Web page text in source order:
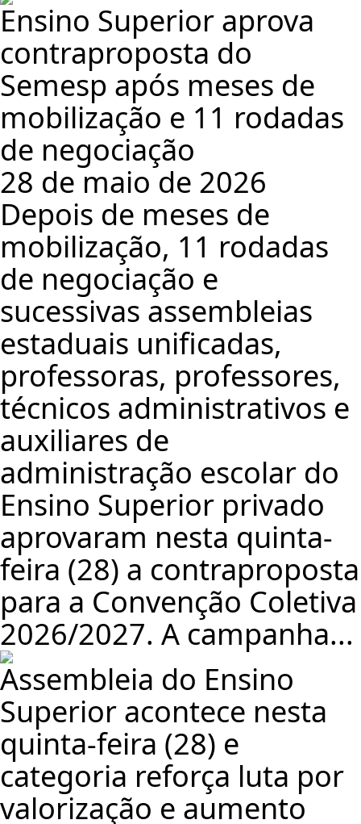
Ensino Superior aprova
contraproposta do
Semesp após meses de
mobilização e 11 rodadas
de negociação
28 de maio de 2026
Depois de meses de
mobilização, 11 rodadas
de negociação e
sucessivas assembleias
estaduais unificadas,
professoras, professores,
técnicos administrativos e
auxiliares de
administração escolar do
Ensino Superior privado
aprovaram nesta quinta-
feira (28) a contraproposta
para a Convenção Coletiva
2026/2027. A campanha...
Assembleia do Ensino
Superior acontece nesta
quinta-feira (28) e
categoria reforça luta por
valorização e aumento